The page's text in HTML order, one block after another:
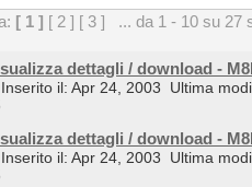
[ 1 ] [ 2 ] [ 3 ] ... da 1 - 10 su 27
dettagli / download -
il: Apr 24, 2003
Ultima
dettagli / download -
il: Apr 24, 2003
Ultima